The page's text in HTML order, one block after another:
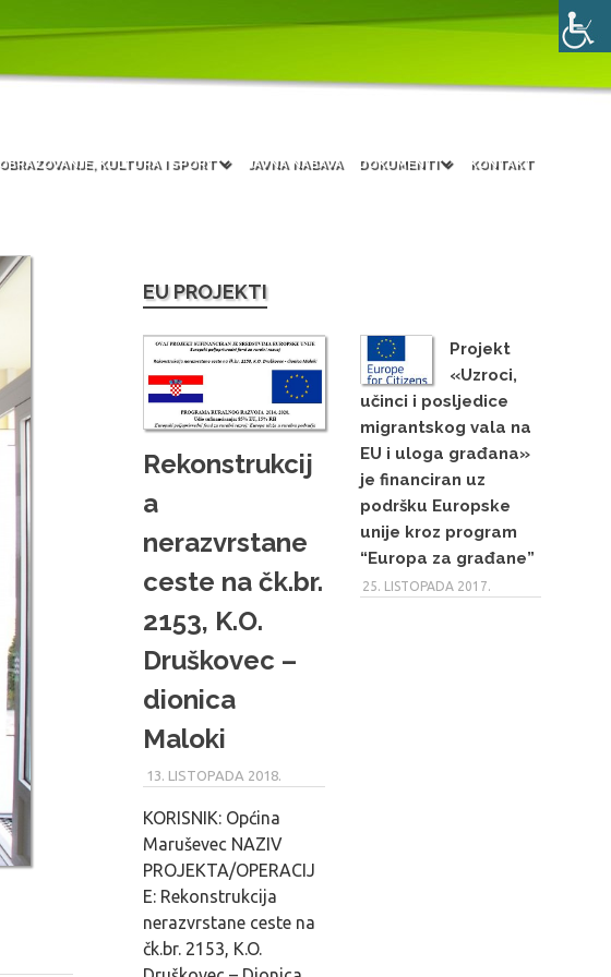
OBRAZOVANJE, KULTURA I SPORT JAVNA NABAVA DOKUMENTI KONTAKT
EU PROJEKTI
Rekonstrukcij
a
nerazvrstane
ceste na čk.br.
2153, K.O.
Druškovec –
dionica
Maloki
13. LISTOPADA 2018.
KORISNIK: Općina
Maruševec NAZIV
PROJEKTA/OPERACIJ
E: Rekonstrukcija
nerazvrstane ceste na
čk.br. 2153, K.O.
Projekt
«Uzroci,
učinci i posljedice
migrantskog vala na
EU i uloga građana»
je financiran uz
podršku Europske
unije kroz program
“Europa za građane”
25. LISTOPADA 2017.